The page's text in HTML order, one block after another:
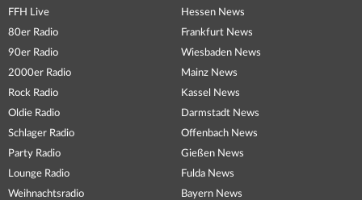
FFH Live
80er Radio
90er Radio
2000er Radio
Rock Radio
Oldie Radio
Schlager Radio
Party Radio
Lounge Radio
Weihnachtsradio
Hessen News
Frankfurt News
Wiesbaden News
Mainz News
Kassel News
Darmstadt News
Offenbach News
Gießen News
Fulda News
Bayern News